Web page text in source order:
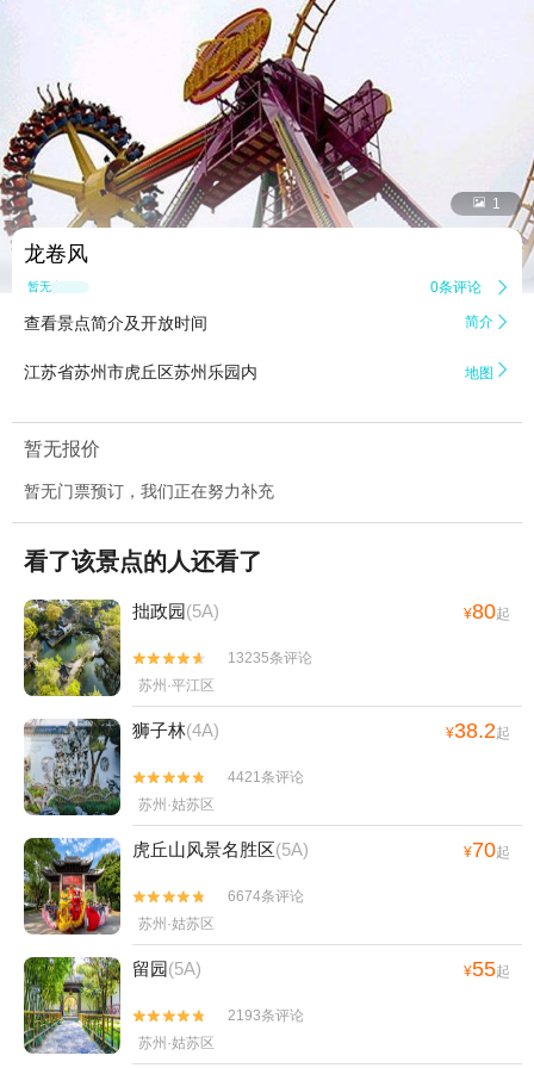
 1
龙卷风
暂无点评 0条评论 
查看景点简介及开放时间 简介 
江苏省苏州市虎丘区苏州乐园内 地图 
暂无报价
暂无门票预订，我们正在努力补充
看了该景点的人还看了
拙政园(5A) ¥80起


13235条评论
苏州·平江区
狮子林(4A) ¥38.2起


4421条评论
苏州·姑苏区
虎丘山风景名胜区(5A) ¥70起


6674条评论
苏州·姑苏区
留园(5A) ¥55起


2193条评论
苏州·姑苏区